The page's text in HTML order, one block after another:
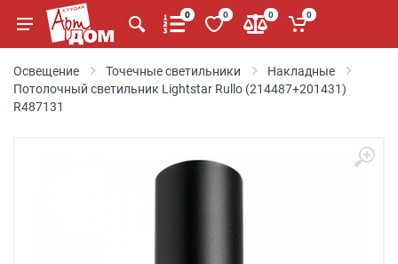
0 0 0 0
Освещение Точечные светильники
Накладные
Потолочный светильник Lightstar Rullo (214487+201431)
R487131